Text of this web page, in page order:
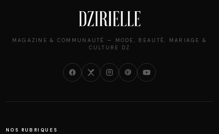
MAGAZINE & COMMUNAUTÉ — MODE, BEAUTÉ, MARIAGE &
CULTURE DZ
NOS RUBRIQUES